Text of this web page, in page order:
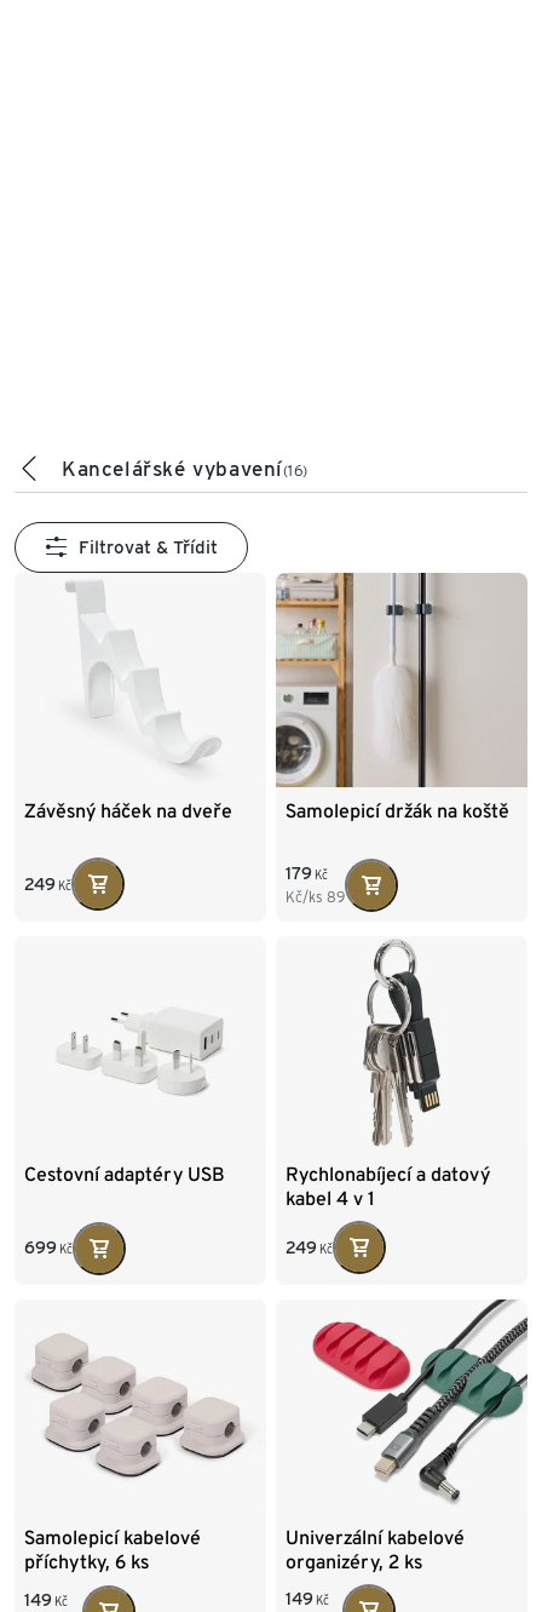
Kancelářské vybavení(16)
Filtrovat & Třídit
Závěsný háček na dveře
249 Kč
Samolepicí držák na koště
179 Kč
Kč/ks 89
Cestovní adaptéry USB
699 Kč
Rychlonabíjecí a datový
kabel 4 v 1
249 Kč
Samolepicí kabelové
příchytky, 6 ks
149 Kč
Univerzální kabelové
organizéry, 2 ks
149 Kč